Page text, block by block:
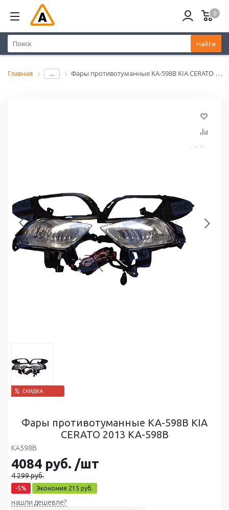
0
Найти
Главная ... Фары противотуманные KA-598B KIA CERATO 2013 KA-598B
Фары противотуманные KA-598B KIA
CERATO 2013 KA-598B
KA598B
4084 руб. /шт
4 299руб.
-5% Экономия 215 руб.
нашли дешевле?